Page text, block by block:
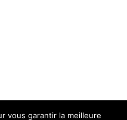
vous garantir la meilleure